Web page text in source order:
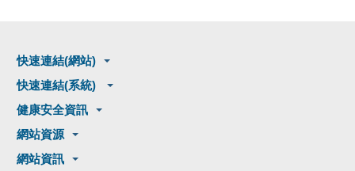
快速連結(網站)
快速連結(系統)
健康安全資訊
網站資源
網站資訊